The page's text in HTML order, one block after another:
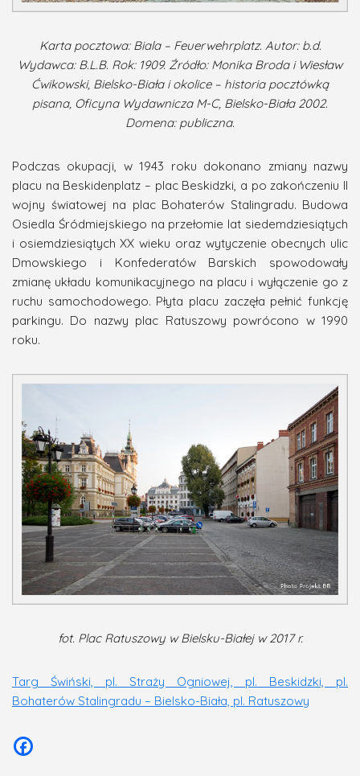
Karta pocztowa: Biala – Feuerwehrplatz. Autor: b.d.
Wydawca: B.L.B. Rok: 1909. Źródło: Monika Broda i Wiesław
Ćwikowski, Bielsko-Biała i okolice – historia pocztówką
pisana, Oficyna Wydawnicza M-C, Bielsko-Biała 2002.
Domena: publiczna.
Podczas okupacji, w 1943 roku dokonano zmiany nazwy
placu na Beskidenplatz – plac Beskidzki, a po zakończeniu II
wojny światowej na plac Bohaterów Stalingradu. Budowa
Osiedla Śródmiejskiego na przełomie lat siedemdziesiątych
i osiemdziesiątych XX wieku oraz wytyczenie obecnych ulic
Dmowskiego i Konfederatów Barskich spowodowały
zmianę układu komunikacyjnego na placu i wyłączenie go z
ruchu samochodowego. Płyta placu zaczęła pełnić funkcję
parkingu. Do nazwy plac Ratuszowy powrócono w 1990
roku.
fot. Plac Ratuszowy w Bielsku-Białej w 2017 r.
Targ Świński, pl. Straży Ogniowej, pl. Beskidzki, pl.
Bohaterów Stalingradu – Bielsko-Biała, pl. Ratuszowy